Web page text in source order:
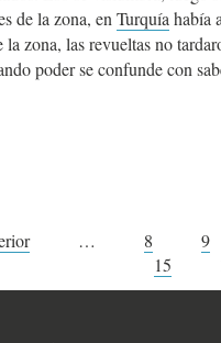
de la zona, en Turquía había
la zona, las revueltas no
poder se confunde con
… 8 9
15